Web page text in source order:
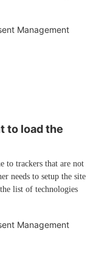
Management
to load the
to trackers that are not
needs to setup the site
list of technologies
Management